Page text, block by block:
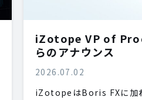
iZotope VP of
らのアナウンス
2026.07.02
iZotopeはBoris FXに加